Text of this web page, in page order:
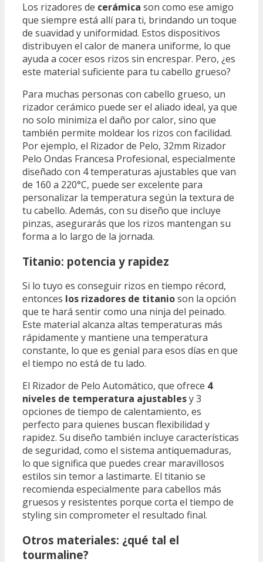
Los rizadores de cerámica son como ese amigo
que siempre está allí para ti, brindando un toque
de suavidad y uniformidad. Estos dispositivos
distribuyen el calor de manera uniforme, lo que
ayuda a cocer esos rizos sin encrespar. Pero, ¿es
este material suficiente para tu cabello grueso?
Para muchas personas con cabello grueso, un
rizador cerámico puede ser el aliado ideal, ya que
no solo minimiza el daño por calor, sino que
también permite moldear los rizos con facilidad.
Por ejemplo, el Rizador de Pelo, 32mm Rizador
Pelo Ondas Francesa Profesional, especialmente
diseñado con 4 temperaturas ajustables que van
de 160 a 220°C, puede ser excelente para
personalizar la temperatura según la textura de
tu cabello. Además, con su diseño que incluye
pinzas, asegurarás que los rizos mantengan su
forma a lo largo de la jornada.
Titanio: potencia y rapidez
Si lo tuyo es conseguir rizos en tiempo récord,
entonces los rizadores de titanioson la opción
que te hará sentir como una ninja del peinado.
Este material alcanza altas temperaturas más
rápidamente y mantiene una temperatura
constante, lo que es genial para esos días en que
el tiempo no está de tu lado.
El Rizador de Pelo Automático, que ofrece 4
niveles de temperatura ajustablesy 3
opciones de tiempo de calentamiento, es
perfecto para quienes buscan flexibilidad y
rapidez. Su diseño también incluye características
de seguridad, como el sistema antiquemaduras,
lo que significa que puedes crear maravillosos
estilos sin temor a lastimarte. El titanio se
recomienda especialmente para cabellos más
gruesos y resistentes porque corta el tiempo de
styling sin comprometer el resultado final.
Otros materiales: ¿qué tal el
tourmaline?